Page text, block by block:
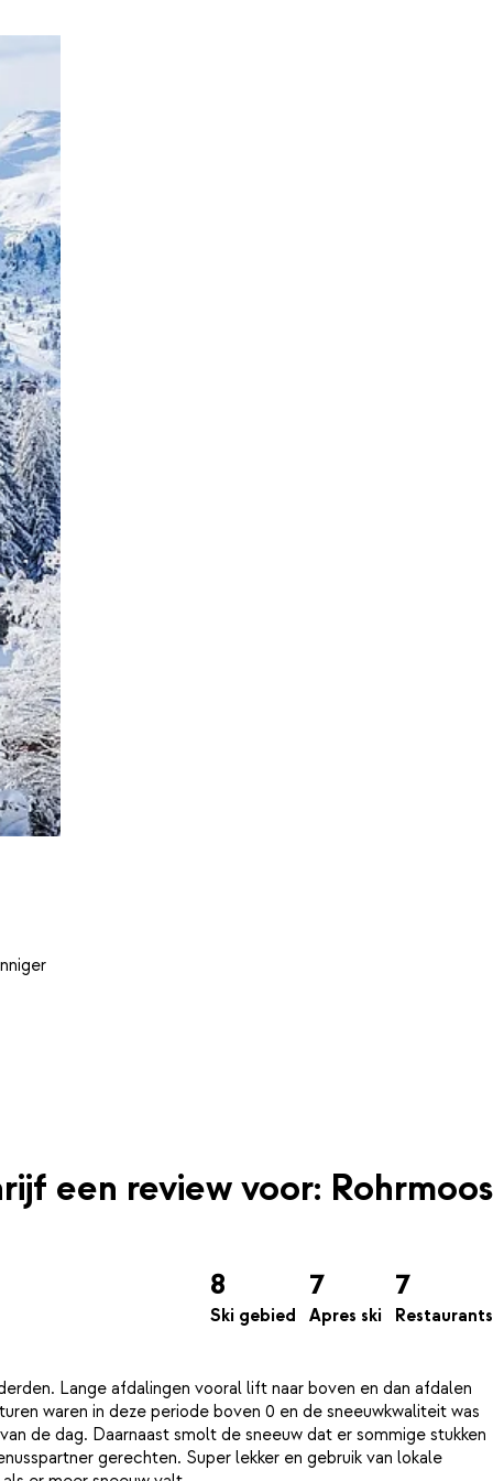
een review voor: Rohrmoos
8
Ski gebied
7
Apres ski
7
Restaurants
Lange afdalingen vooral lift naar boven en dan afdalen
waren in deze periode boven 0 en de sneeuwkwaliteit was
de dag. Daarnaast smolt de sneeuw dat er sommige stukken
gerechten. Super lekker en gebruik van lokale